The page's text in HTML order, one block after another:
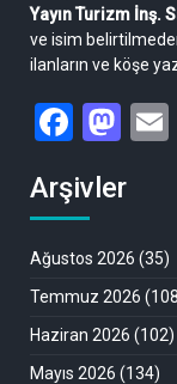
Yayın Turizm İnş.
ve isim
ilanların ve köşe
Arşivler
Ağustos 2026 (35)
Temmuz 2026
Haziran 2026 (102)
Mayıs 2026 (134)